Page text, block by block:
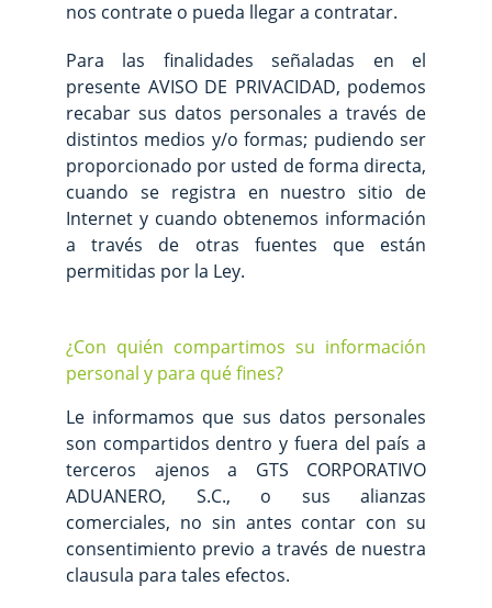
nos contrate o pueda llegar a contratar.
Para las finalidades señaladas en el
presente AVISO DE PRIVACIDAD, podemos
recabar sus datos personales a través de
distintos medios y/o formas; pudiendo ser
proporcionado por usted de forma directa,
cuando se registra en nuestro sitio de
Internet y cuando obtenemos información
a través de otras fuentes que están
permitidas por la Ley.
¿Con quién compartimos su información
personal y para qué fines?
Le informamos que sus datos personales
son compartidos dentro y fuera del país a
terceros ajenos a GTS CORPORATIVO
ADUANERO, S.C., o sus alianzas
comerciales, no sin antes contar con su
consentimiento previo a través de nuestra
clausula para tales efectos.